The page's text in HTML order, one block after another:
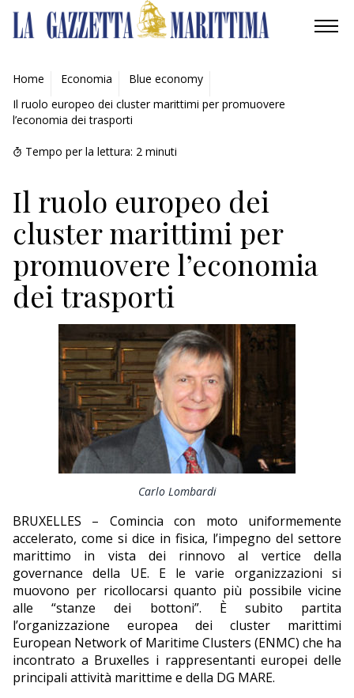
AMBIENTE
MOBILITÀ
INDUSTRIA
RICERCA
ECONOMIA
TURISMO
CULTURA
NAUTICA
EDITORIALI
Home Economia
Blue economy
Il ruolo europeo dei cluster marittimi per promuovere
l’economia dei trasporti
Tempo per la lettura: 2 minuti
Il ruolo europeo dei
cluster marittimi per
promuovere l’economia
dei trasporti
Carlo Lombardi
BRUXELLES – Comincia con moto uniformemente
accelerato, come si dice in fisica, l’impegno del settore
marittimo in vista dei rinnovo al vertice della
governance della UE. E le varie organizzazioni si
muovono per ricollocarsi quanto più possibile vicine
alle “stanze dei bottoni”. È subito partita
l’organizzazione europea dei cluster marittimi
European Network of Maritime Clusters (ENMC) che ha
incontrato a Bruxelles i rappresentanti europei delle
principali attività marittime e della DG MARE.